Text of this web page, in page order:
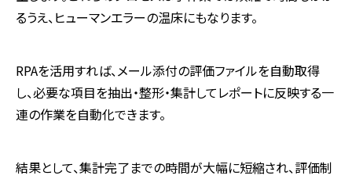
るうえ、ヒューマンエラーの温床にもなります。
RPAを活用すれば、メール添付の評価ファイルを自動取得
し、必要な項目を抽出・整形・集計してレポートに反映する一
連の作業を自動化できます。
結果として、集計完了までの時間が大幅に短縮され、評価制